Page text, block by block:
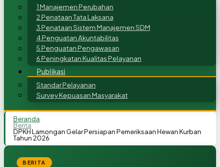
1 Manajemen Perubahan
2 Penataan Tata Laksana
3 Penataan Sistem Manajemen SDM
4 Penguatan Akuntabilitas
5 Penguatan Pengawasan
6 Peningkatan Kualitas Pelayanan
Publikasi
Standar Pelayanan
Survey Kepuasan Masyarakat
Beranda
Berita
DPKH Lamongan Gelar Persiapan Pemeriksaan Hewan Kurban
Tahun 2026
BERITA